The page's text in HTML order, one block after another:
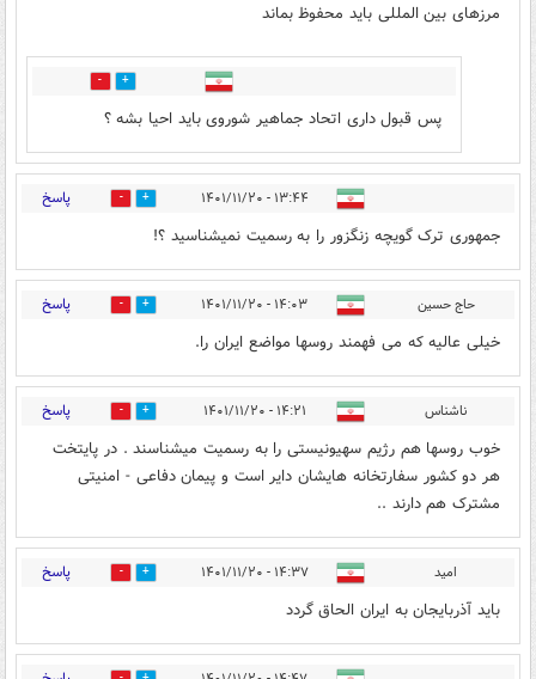
مرزهای بین المللی باید محفوظ بماند
0
پس قبول داری اتحاد جماهیر شوروی باید احیا بشه ؟
۱۳:۴۴ - ۱۴۰۱/۱۱/۲۰ 0 پاسخ
جمهوری ترک گویچه زنگزور را به رسمیت نمیشناسید ؟!
حاج حسین ۱۴:۰۳ - ۱۴۰۱/۱۱/۲۰ 0 پاسخ
خیلی عالیه که می فهمند روسها مواضع ایران را.
ناشناس ۱۴:۲۱ - ۱۴۰۱/۱۱/۲۰ 2 پاسخ
خوب روسها هم رژیم سهیونیستی را به رسمیت میشناسند . در پایتخت
هر دو کشور سفارتخانه هایشان دایر است و پیمان دفاعی - امنیتی
مشترک هم دارند ..
امید ۱۴:۳۷ - ۱۴۰۱/۱۱/۲۰ 2 پاسخ
باید آذربایجان به ایران الحاق گردد